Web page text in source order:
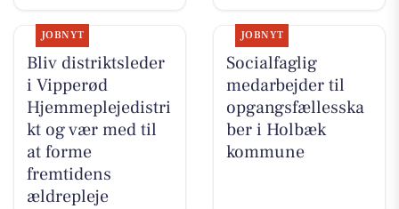
JOBNYT
Bliv distriktsleder
i Vipperød
Hjemmeplejedistri
kt og vær med til
at forme
fremtidens
ældrepleje
JOBNYT
Socialfaglig
medarbejder til
opgangsfællesska
ber i Holbæk
kommune